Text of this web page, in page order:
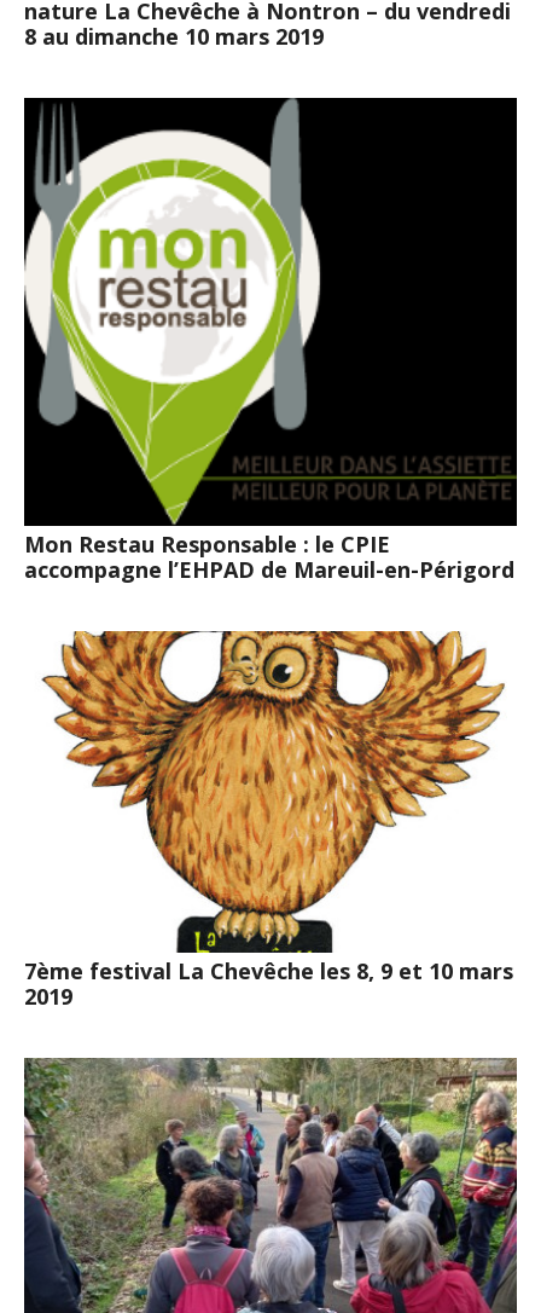
nature La Chevêche à Nontron – du vendredi
8 au dimanche 10 mars 2019
Mon Restau Responsable : le CPIE
accompagne l’EHPAD de Mareuil-en-Périgord
7ème festival La Chevêche les 8, 9 et 10 mars
2019